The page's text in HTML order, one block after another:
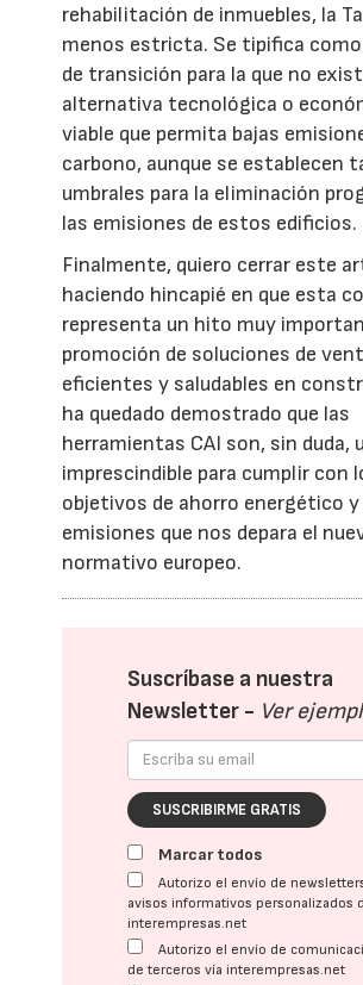
rehabilitación de inmuebles, la
menos estricta. Se tipifica
de transición para la que no
alternativa tecnológica o
viable que permita bajas
carbono, aunque se establecen
umbrales para la eliminación
las emisiones de estos edificios.
Finalmente, quiero cerrar este
haciendo hincapié en que esta
representa un hito muy
promoción de soluciones de
eficientes y saludables en
ha quedado demostrado que las
herramientas CAI son, sin duda,
imprescindible para cumplir con
objetivos de ahorro energético y
emisiones que nos depara el
normativo europeo.
Suscríbase a nuestra
Newsletter - Ver
SUSCRIBIRME GRATIS
Marcar todos
Autorizo el envío de
avisos informativos personalizados
interempresas.net
Autorizo el envío de
de terceros vía interempresas.net